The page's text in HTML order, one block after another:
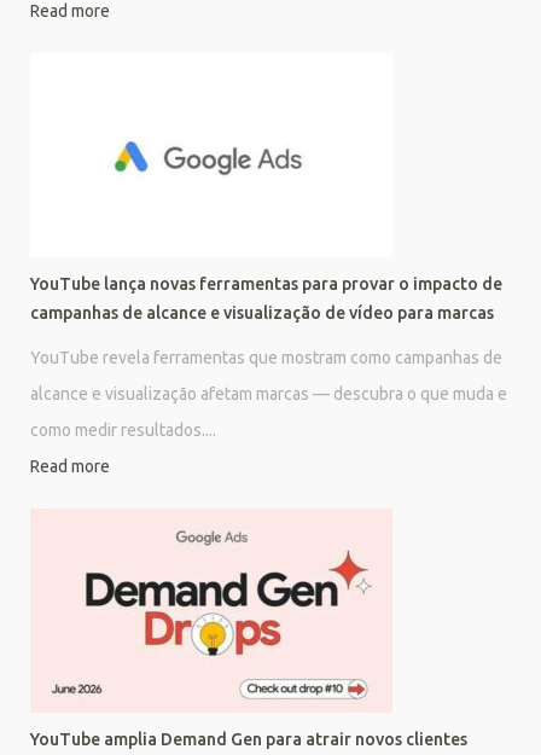
Read more
YouTube lança novas ferramentas para provar o impacto de
campanhas de alcance e visualização de vídeo para marcas
YouTube revela ferramentas que mostram como campanhas de
alcance e visualização afetam marcas — descubra o que muda e
como medir resultados....
Read more
YouTube amplia Demand Gen para atrair novos clientes